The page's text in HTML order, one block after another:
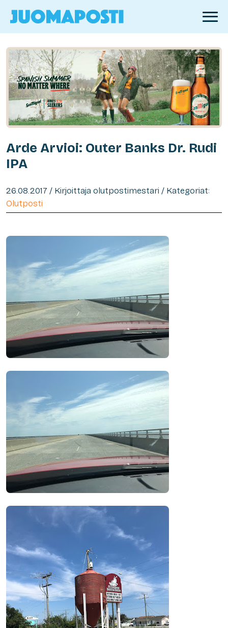
Arde Arvioi: Outer Banks Dr. Rudi
IPA
26.08.2017 / Kirjoittaja olutpostimestari / Kategoriat:
Olutposti